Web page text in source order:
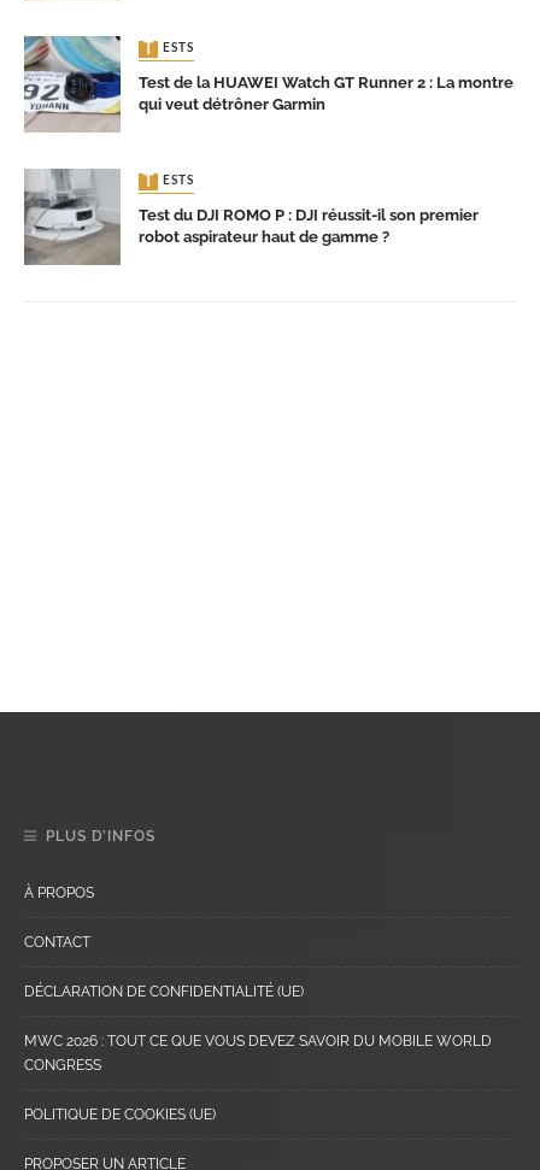
TESTS
Test de la HUAWEI Watch GT Runner 2 : La montre
qui veut détrôner Garmin
TESTS
Test du DJI ROMO P : DJI réussit-il son premier
robot aspirateur haut de gamme ?
PLUS D’INFOS
À PROPOS
CONTACT
DÉCLARATION DE CONFIDENTIALITÉ (UE)
MWC 2026 : TOUT CE QUE VOUS DEVEZ SAVOIR DU MOBILE WORLD
CONGRESS
POLITIQUE DE COOKIES (UE)
PROPOSER UN ARTICLE